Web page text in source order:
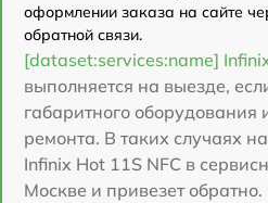
оформлении заказа на сайте
обратной связи.
[dataset:services:name]
выполняется на выезде,
габаритного оборудования
ремонта. В таких случаях
Infinix Hot 11S NFC в
Москве и привезет обратно.